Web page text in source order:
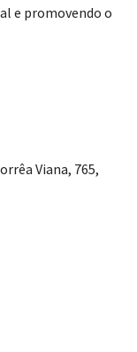
e promovendo o
Viana, 765,